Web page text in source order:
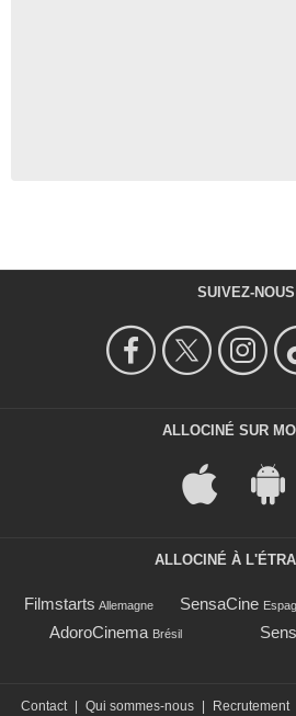
SUIVEZ-NOUS
ALLOCINÉ SUR
ALLOCINÉ À
Filmstarts Allemagne SensaCine
AdoroCinema Brésil
Contact Qui sommes-nous Recrutement